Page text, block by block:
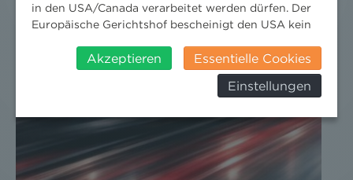
in den USA/Canada verarbeitet werden dürfen. Der
Europäische Gerichtshof bescheinigt den USA kein
insbesondere das Risiko, dass ihre Daten durch US-
Behörden, zu Kontroll- und zu
Überwachungszwecken, verarbeitet werden und
werden können. Zudem finden Sie am
Bildschirmrand ein Cookie-Icon wo Sie jederzeit Ihre
Einwilligung widerrufen und Widerspruch ausüben.
Weitere Infomationen finden Sie hier:
Akzeptieren
Essentielle Cookies
Einstellungen